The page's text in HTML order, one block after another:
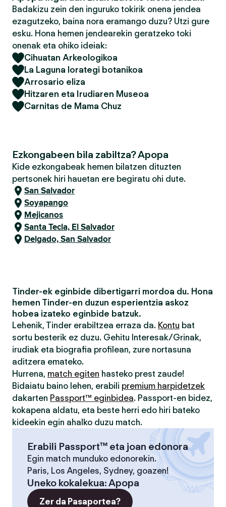
Badakizu zein den inguruko tokirik onena jendea
ezagutzeko, baina nora eramango duzu? Utzi gure
esku. Hona hemen jendearekin geratzeko toki
onenak eta ohiko ideiak:
Cihuatan Arkeologikoa
La Laguna lorategi botanikoa
Arrosario eliza
Hitzaren eta Irudiaren Museoa
Carnitas de Mama Chuz
Ezkongabeen bila zabiltza? Apopa
Kide ezkongabeak hemen bilatzen dituzten
pertsonek hiri hauetan ere begiratu ohi dute.
San Salvador
Soyapango
Mejicanos
Santa Tecla, El Salvador
Delgado, San Salvador
Tinder-ek eginbide dibertigarri mordoa du. Hona
hemen Tinder-en duzun esperientzia askoz
hobea izateko eginbide batzuk.
Lehenik, Tinder erabiltzea erraza da. Kontu bat
sortu besterik ez duzu. Gehitu Interesak/Grinak,
irudiak eta biografia profilean, zure nortasuna
aditzera emateko.
Hurrena, match egiten hasteko prest zaude!
Bidaiatu baino lehen, erabili premium harpidetzek
dakarten Passport™ eginbidea. Passport-en bidez,
kokapena aldatu, eta beste herri edo hiri bateko
kideekin egin ahalko duzu match.
Erabili Passport™ eta joan edonora
Egin match munduko edonorekin.
Paris, Los Angeles, Sydney, goazen!
Uneko kokalekua:Apopa
Zer da Pasaportea?